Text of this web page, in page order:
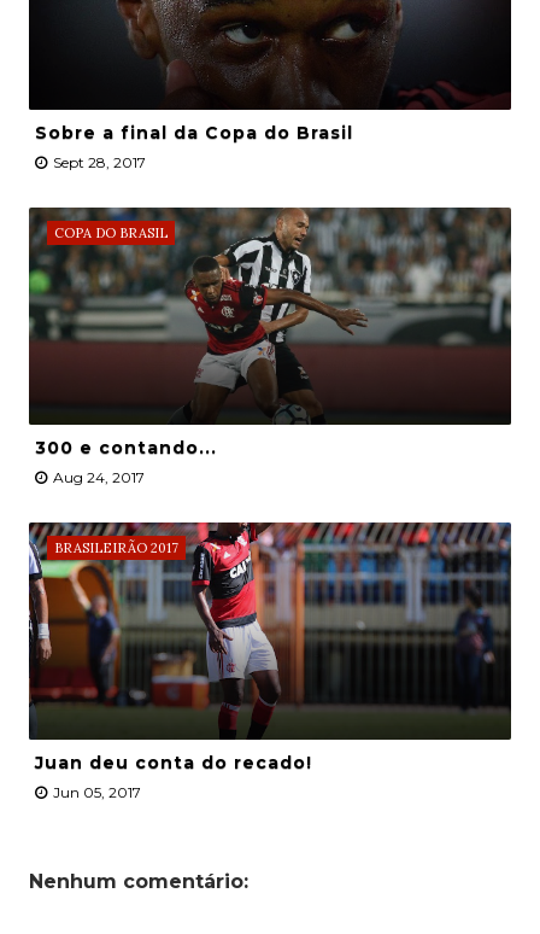
Sobre a final da Copa do Brasil
Sept 28, 2017
COPA DO BRASIL
300 e contando...
Aug 24, 2017
BRASILEIRÃO 2017
Juan deu conta do recado!
Jun 05, 2017
Nenhum comentário: